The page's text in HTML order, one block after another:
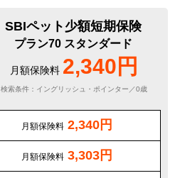
SBIペット少額短期保険
プラン70 スタンダード
月額保険料 2,340円
検索条件：イングリッシュ・ポインター／0歳
月額保険料 2,340円
月額保険料 3,303円